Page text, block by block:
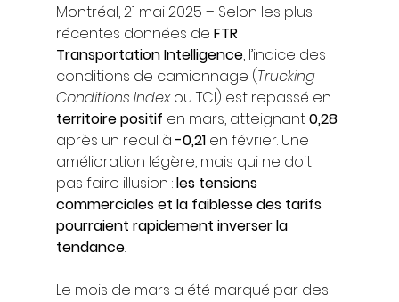
Montréal, 21 mai 2025 – Selon les plus
récentes données de FTR
Transportation Intelligence, l’indice des
conditions de camionnage (Trucking
Conditions Index ou TCI) est repassé en
territoire positif en mars, atteignant 0,28
après un recul à -0,21 en février. Une
amélioration légère, mais qui ne doit
pas faire illusion : les tensions
commerciales et la faiblesse des tarifs
pourraient rapidement inverser la
tendance.
Le mois de mars a été marqué par des